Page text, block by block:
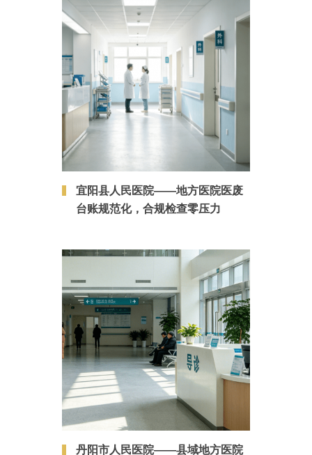
宜阳县人民医院——地方医院医废
台账规范化，合规检查零压力
丹阳市人民医院——县域地方医院